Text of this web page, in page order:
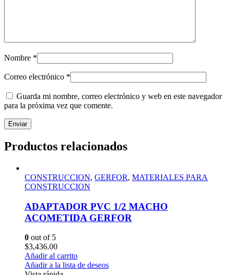
Nombre *
Correo electrónico *
Guarda mi nombre, correo electrónico y web en este navegador
para la próxima vez que comente.
Productos relacionados
CONSTRUCCION, GERFOR, MATERIALES PARA
CONSTRUCCION
ADAPTADOR PVC 1/2 MACHO
ACOMETIDA GERFOR
0 out of 5
$3,436.00
Añadir al carrito
Añadir a la lista de deseos